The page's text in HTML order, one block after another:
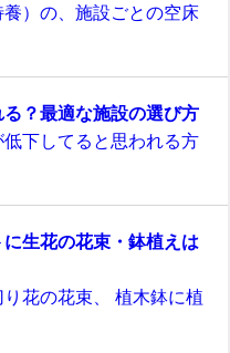
）の、施設ごとの空床
？最適な施設の選び方
下してると思われる方
生花の花束・鉢植えは
花の花束、 植木鉢に植